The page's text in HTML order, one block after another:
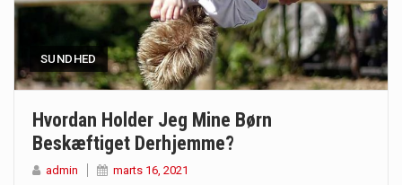
Massagestole er ikke længere forbeholdt luksuriøse spaer og wellnesscentre - de er nu tilgængelige til…
Airfryere har taget verden med storm med deres løfte om at tilberede sprøde og lækre…
SUNDHED
Hvordan Holder Jeg Mine Børn
Beskæftiget Derhjemme?
admin marts 16, 2021